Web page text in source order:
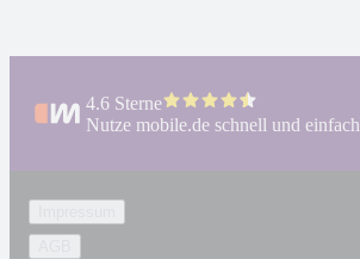
4.6 Sterne
Nutze mobile.de schnell und einfach